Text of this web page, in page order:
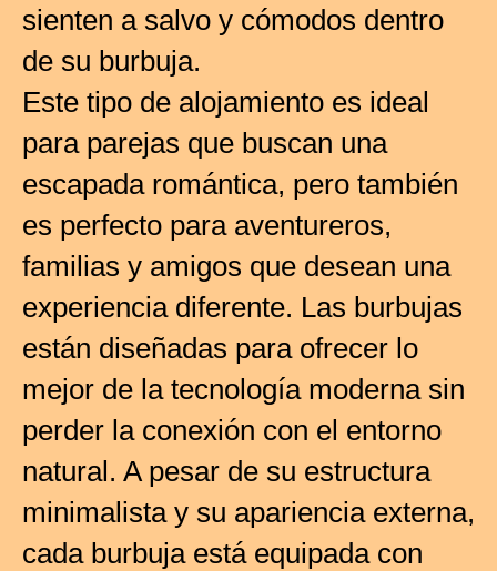
sienten a salvo y cómodos dentro
de su burbuja.
Este tipo de alojamiento es ideal
para parejas que buscan una
escapada romántica, pero también
es perfecto para aventureros,
familias y amigos que desean una
experiencia diferente. Las burbujas
están diseñadas para ofrecer lo
mejor de la tecnología moderna sin
perder la conexión con el entorno
natural. A pesar de su estructura
minimalista y su apariencia externa,
cada burbuja está equipada con